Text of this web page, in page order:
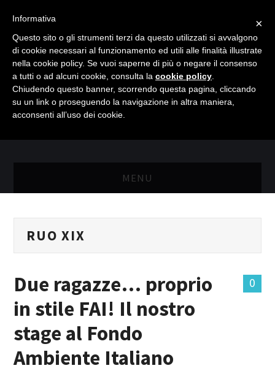
MENU
MASTER MARKETING & RETAIL
MASTER IN FOOD & BEVERAGE
GIURISTI IN AZIENDA
TUTTI
RUO XIX
0
Due ragazze… proprio
in stile FAI! Il nostro
stage al Fondo
Ambiente Italiano
×
Informativa
Questo sito o gli strumenti terzi da questo utilizzati si avvalgono
di cookie necessari al funzionamento ed utili alle finalità illustrate
nella cookie policy. Se vuoi saperne di più o negare il consenso
a tutti o ad alcuni cookie, consulta la cookie policy
Chiudendo questo banner, scorrendo questa pagina, cliccando
su un link o proseguendo la navigazione in altra maniera,
acconsenti all’uso dei cookie.